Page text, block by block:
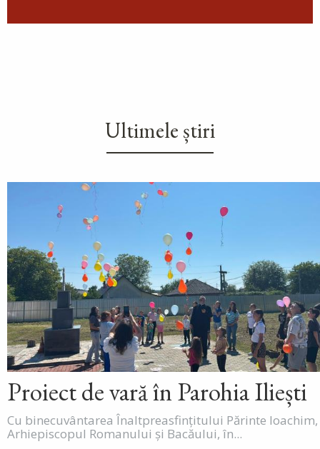
Ultimele știri
Proiect de vară în Parohia Iliești
Cu binecuvântarea Înaltpreasfințitului Părinte Ioachim,
Arhiepiscopul Romanului și Bacăului, în...